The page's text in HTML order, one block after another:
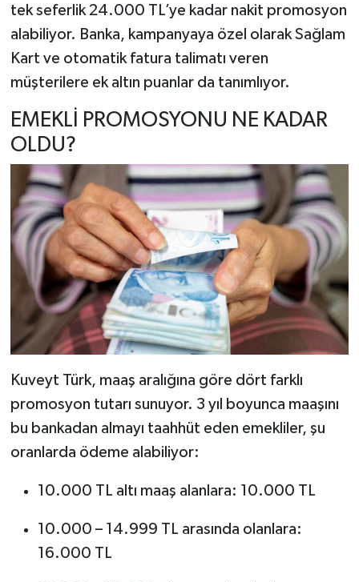
tek seferlik 24.000 TL’ye kadar nakit promosyon
alabiliyor. Banka, kampanyaya özel olarak Sağlam
Kart ve otomatik fatura talimatı veren
müşterilere ek altın puanlar da tanımlıyor.
EMEKLİ PROMOSYONU NE KADAR
OLDU?
Kuveyt Türk, maaş aralığına göre dört farklı
promosyon tutarı sunuyor. 3 yıl boyunca maaşını
bu bankadan almayı taahhüt eden emekliler, şu
oranlarda ödeme alabiliyor:
10.000 TL altı maaş alanlara: 10.000 TL
10.000 – 14.999 TL arasında olanlara:
16.000 TL